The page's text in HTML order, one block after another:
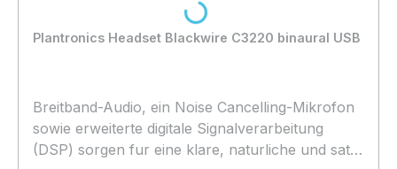
Plantronics Headset Blackwire C3220 binaural USB
Breitband-Audio, ein Noise Cancelling-Mikrofon
sowie erweiterte digitale Signalverarbeitung
(DSP) sorgen fur eine klare, naturliche und satte
Loading...